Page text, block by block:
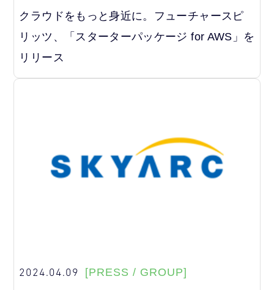
クラウドをもっと身近に。フューチャースピ
リッツ、「スターターパッケージ for AWS」を
リリース
2024.04.09 [PRESS / GROUP]